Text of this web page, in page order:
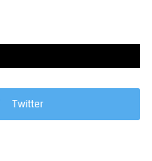
Twitter